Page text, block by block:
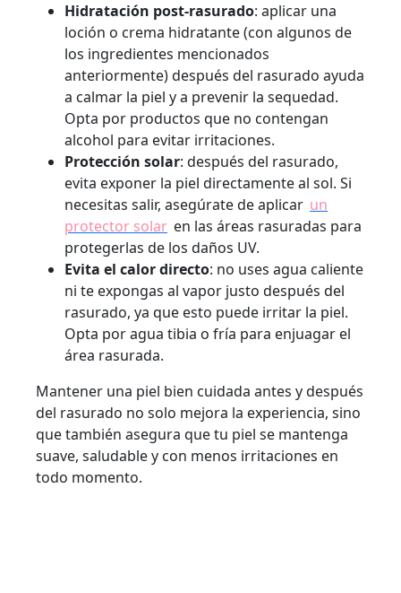
Hidratación post-rasurado: aplicar una
loción o crema hidratante (con algunos de
los ingredientes mencionados
anteriormente) después del rasurado ayuda
a calmar la piel y a prevenir la sequedad.
Opta por productos que no contengan
alcohol para evitar irritaciones.
Protección solar: después del rasurado,
evita exponer la piel directamente al sol. Si
necesitas salir, asegúrate de aplicar un
protector solar en las áreas rasuradas para
protegerlas de los daños UV.
Evita el calor directo: no uses agua caliente
ni te expongas al vapor justo después del
rasurado, ya que esto puede irritar la piel.
Opta por agua tibia o fría para enjuagar el
área rasurada.
Mantener una piel bien cuidada antes y después
del rasurado no solo mejora la experiencia, sino
que también asegura que tu piel se mantenga
suave, saludable y con menos irritaciones en
todo momento.